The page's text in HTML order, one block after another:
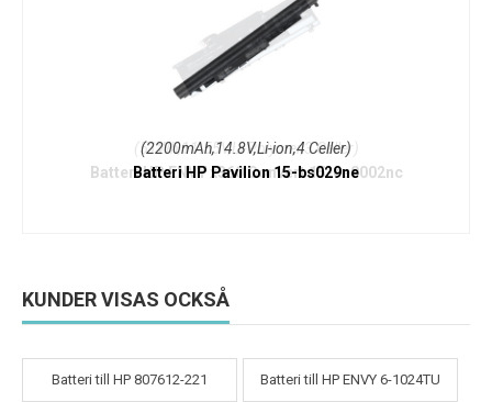
(2200mAh,14.8V,Li-ion,4 Celler)
Batteri HP Pavilion 15-bs029ne
KUNDER VISAS OCKSÅ
Batteri till HP 807612-221 Batteri till HP ENVY 6-1024TU